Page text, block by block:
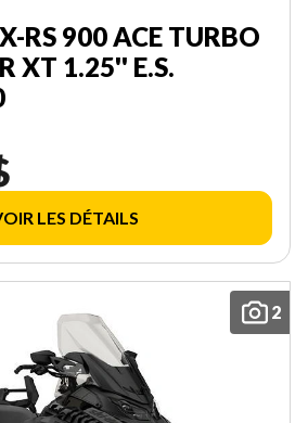
RS 900 ACE TURBO
XT 1.25'' E.S.
LES DÉTAILS
2